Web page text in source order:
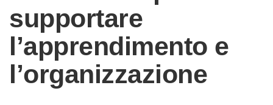
supportare
l’apprendimento e
l’organizzazione